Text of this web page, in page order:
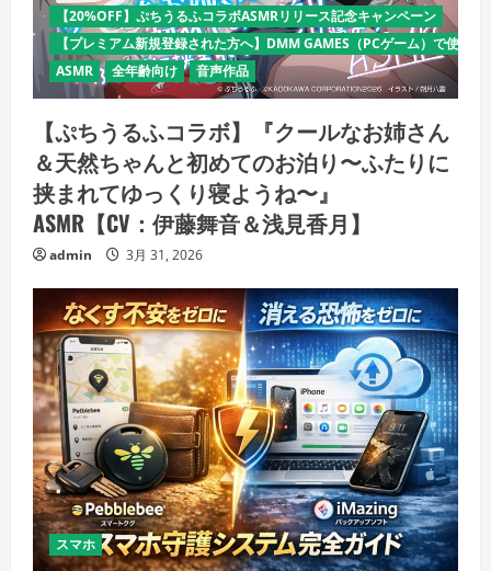
【20%OFF】ぷちうるふコラボASMRリリース記念キャンペーン
【プレミアム新規登録された方へ】DMM GAMES（PCゲーム）で使え
ASMR
全年齢向け 音声作品
【ぷちうるふコラボ】『クールなお姉さん
＆天然ちゃんと初めてのお泊り〜ふたりに
挟まれてゆっくり寝ようね〜』
ASMR【CV：伊藤舞音＆浅見香月】
admin 3月 31, 2026
スマホ